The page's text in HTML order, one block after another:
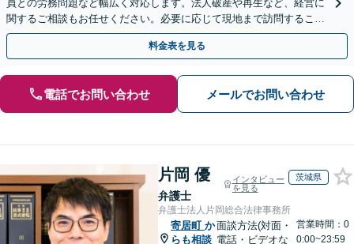
員との労務問題など幅広く対応します。法人破産や再生など、経営に
関するご相談もお任せください。必要に応じて現地まで訪問すること
も可能
料金表を見る
電話でお問い合わせ メールでお問い合わせ
片岡 優
弁護士
インタビュー
を見る
茨城県
弁護士法人片岡総合法律事務所
寄居町 か
らも相談
面談方法(対面・
電話・ビデオな
営業時間：0
0:00~23:59